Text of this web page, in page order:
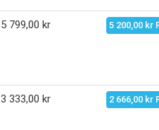
5 799,00 kr 5 200,00 kr
3 333,00 kr 2 666,00 kr